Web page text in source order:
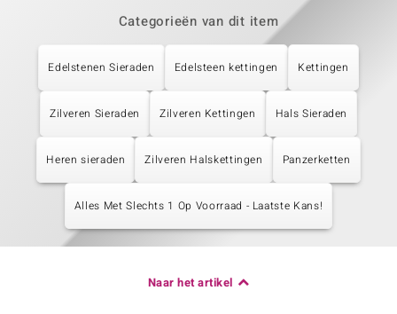
Categorieën van dit item
Edelstenen Sieraden Edelsteen kettingen Kettingen
Zilveren Sieraden Zilveren Kettingen Hals Sieraden
Heren sieraden Zilveren Halskettingen Panzerketten
Alles Met Slechts 1 Op Voorraad - Laatste Kans!
Naar het artikel